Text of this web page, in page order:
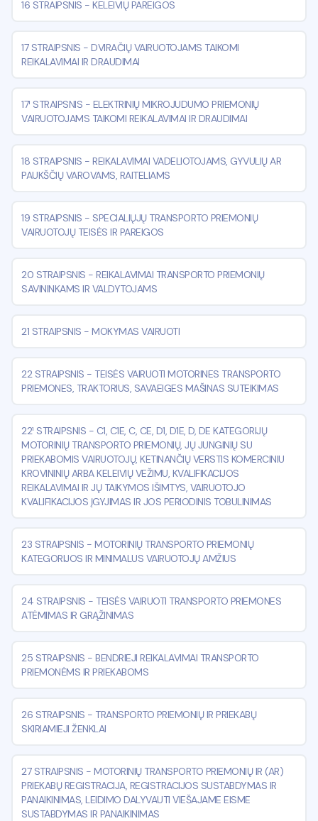
16 STRAIPSNIS - KELEIVIŲ PAREIGOS
17 STRAIPSNIS - DVIRAČIŲ VAIRUOTOJAMS TAIKOMI
REIKALAVIMAI IR DRAUDIMAI
17¹ STRAIPSNIS - ELEKTRINIŲ MIKROJUDUMO PRIEMONIŲ
VAIRUOTOJAMS TAIKOMI REIKALAVIMAI IR DRAUDIMAI
18 STRAIPSNIS - REIKALAVIMAI VADELIOTOJAMS, GYVULIŲ AR
PAUKŠČIŲ VAROVAMS, RAITELIAMS
19 STRAIPSNIS - SPECIALIŲJŲ TRANSPORTO PRIEMONIŲ
VAIRUOTOJŲ TEISĖS IR PAREIGOS
20 STRAIPSNIS - REIKALAVIMAI TRANSPORTO PRIEMONIŲ
SAVININKAMS IR VALDYTOJAMS
21 STRAIPSNIS - MOKYMAS VAIRUOTI
22 STRAIPSNIS - TEISĖS VAIRUOTI MOTORINES TRANSPORTO
PRIEMONES, TRAKTORIUS, SAVAEIGES MAŠINAS SUTEIKIMAS
22¹ STRAIPSNIS - C1, C1E, C, CE, D1, D1E, D, DE KATEGORIJŲ
MOTORINIŲ TRANSPORTO PRIEMONIŲ, JŲ JUNGINIŲ SU
PRIEKABOMIS VAIRUOTOJŲ, KETINANČIŲ VERSTIS KOMERCINIU
KROVININIŲ ARBA KELEIVIŲ VEŽIMU, KVALIFIKACIJOS
REIKALAVIMAI IR JŲ TAIKYMOS IŠIMTYS, VAIRUOTOJO
KVALIFIKACIJOS ĮGYJIMAS IR JOS PERIODINIS TOBULINIMAS
23 STRAIPSNIS - MOTORINIŲ TRANSPORTO PRIEMONIŲ
KATEGORIJOS IR MINIMALUS VAIRUOTOJŲ AMŽIUS
24 STRAIPSNIS - TEISĖS VAIRUOTI TRANSPORTO PRIEMONES
ATĖMIMAS IR GRĄŽINIMAS
25 STRAIPSNIS - BENDRIEJI REIKALAVIMAI TRANSPORTO
PRIEMONĖMS IR PRIEKABOMS
26 STRAIPSNIS - TRANSPORTO PRIEMONIŲ IR PRIEKABŲ
SKIRIAMIEJI ŽENKLAI
27 STRAIPSNIS - MOTORINIŲ TRANSPORTO PRIEMONIŲ IR (AR)
PRIEKABŲ REGISTRACIJA, REGISTRACIJOS SUSTABDYMAS IR
PANAIKINIMAS, LEIDIMO DALYVAUTI VIEŠAJAME EISME
SUSTABDYMAS IR PANAIKINIMAS